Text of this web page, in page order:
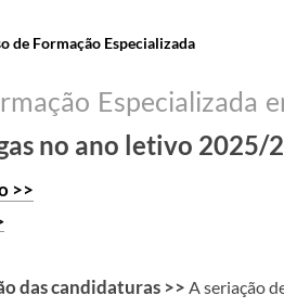
de Formação Especializada
no ano letivo 2025/
>>
das candidaturas >> A seriação